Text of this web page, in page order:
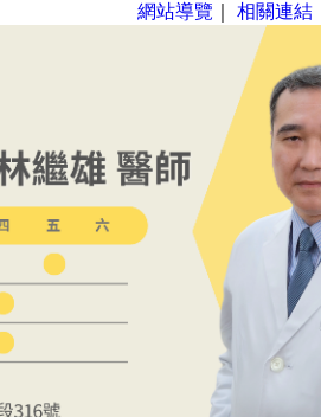
網站導覽 相關連結